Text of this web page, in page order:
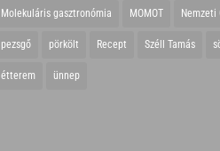
Molekuláris gasztronómia MOMOT Nemzeti
pezsgő pörkölt Recept Széll Tamás
étterem ünnep